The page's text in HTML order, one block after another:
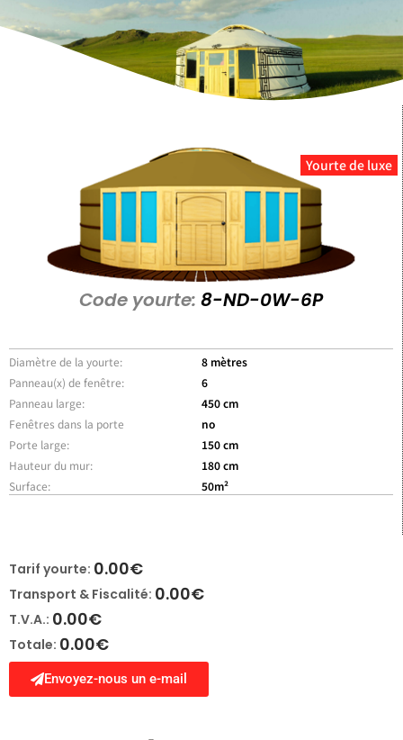
Yourte de luxe
Code yourte: 8-ND-0W-6P
Diamètre de la yourte:
Panneau(x) de fenêtre:
Panneau large:
8 mètres
6
450 cm
Fenêtres dans la porte
Porte large:
Hauteur du mur:
Surface:
no
150 cm
180 cm
50m²
Tarif yourte: 0.00€
Transport & Fiscalité: 0.00€
T.V.A.: 0.00€
Totale: 0.00€
Envoyez-nous un e-mail